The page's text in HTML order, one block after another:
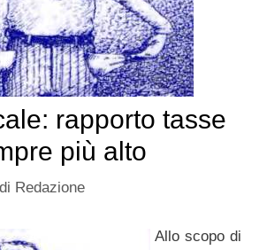
rapporto tasse
più alto
di Redazione
Allo scopo di